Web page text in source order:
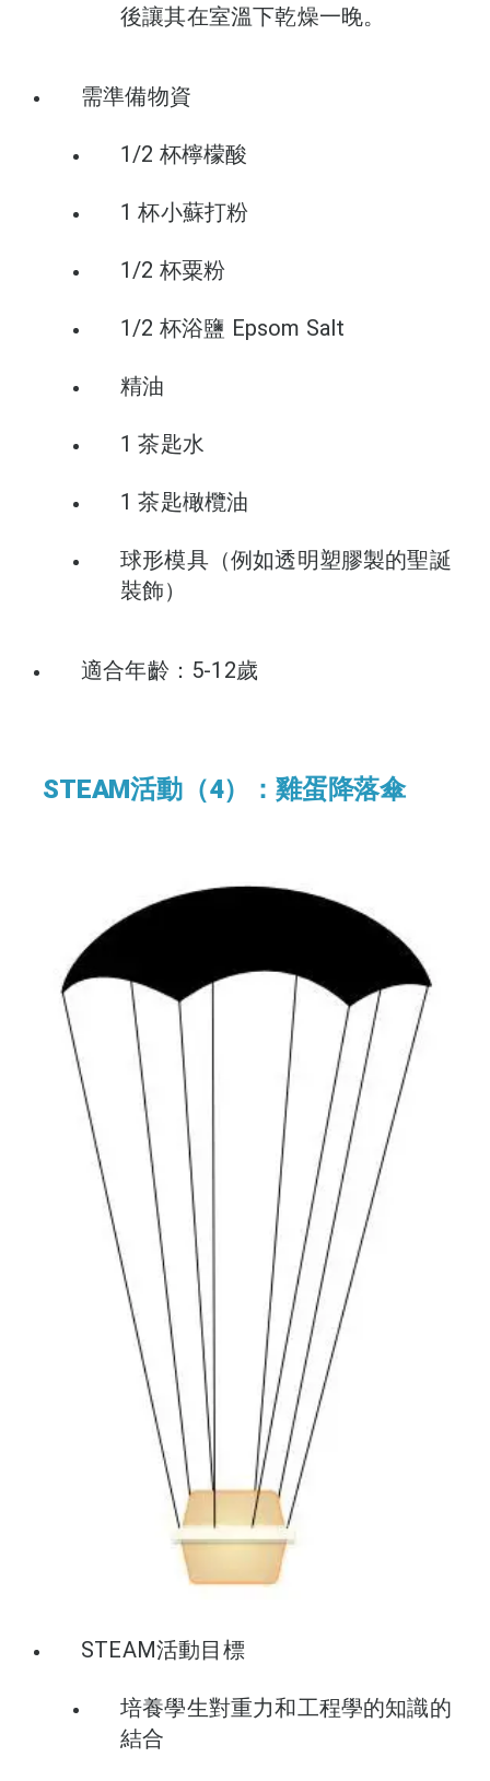
後讓其在室溫下乾燥一晚。
需準備物資
1/2 杯檸檬酸
1 杯小蘇打粉
1/2 杯粟粉
1/2 杯浴鹽 Epsom Salt
精油
1 茶匙水
1 茶匙橄欖油
球形模具（例如透明塑膠製的聖誕
裝飾）
適合年齡：5-12歲
STEAM活動（4）：雞蛋降落傘
STEAM活動目標
培養學生對重力和工程學的知識的
結合